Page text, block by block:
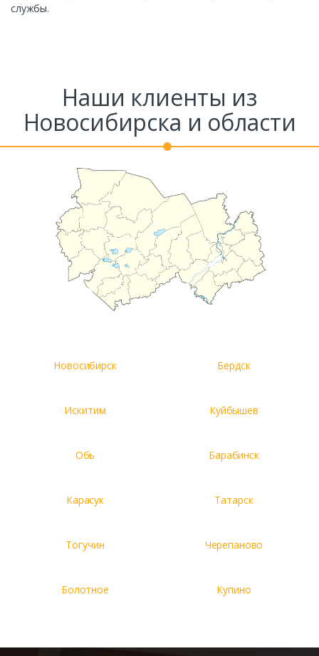
службы.
Наши клиенты из
Новосибирска и области
Новосибирск Бердск
Искитим Куйбышев
Обь Барабинск
Карасук Татарск
Тогучин Черепаново
Болотное Купино